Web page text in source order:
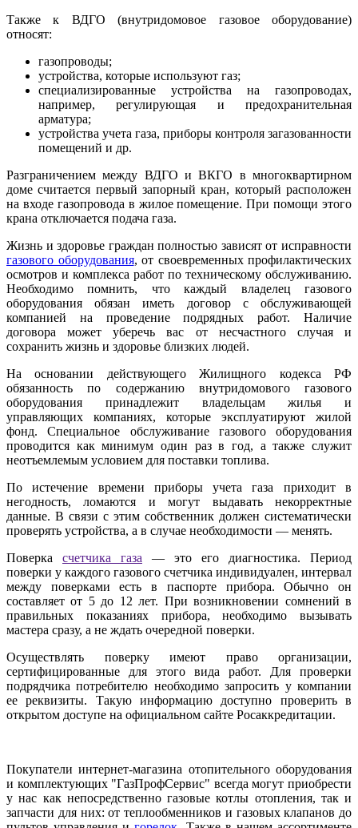
Также к ВДГО (внутридомовое газовое оборудование)
относят:
газопроводы;
устройства, которые используют газ;
специализированные устройства на газопроводах,
например, регулирующая и предохранительная
арматура;
устройства учета газа, приборы контроля загазованности
помещений и др.
Разграничением между ВДГО и ВКГО в многоквартирном
доме считается первый запорный кран, который расположен
на входе газопровода в жилое помещение. При помощи этого
крана отключается подача газа.
Жизнь и здоровье граждан полностью зависят от исправности
газового оборудования, от своевременных профилактических
осмотров и комплекса работ по техническому обслуживанию.
Необходимо помнить, что каждый владелец газового
оборудования обязан иметь договор с обслуживающей
компанией на проведение подрядных работ. Наличие
договора может уберечь вас от несчастного случая и
сохранить жизнь и здоровье близких людей.
На основании действующего Жилищного кодекса РФ
обязанность по содержанию внутридомового газового
оборудования принадлежит владельцам жилья и
управляющих компаниях, которые эксплуатируют жилой
фонд. Специальное обслуживание газового оборудования
проводится как минимум один раз в год, а также служит
неотъемлемым условием для поставки топлива.
По истечение времени приборы учета газа приходит в
негодность, ломаются и могут выдавать некорректные
данные. В связи с этим собственник должен систематически
проверять устройства, а в случае необходимости — менять.
Поверка счетчика газа — это его диагностика. Период
поверки у каждого газового счетчика индивидуален, интервал
между поверками есть в паспорте прибора. Обычно он
составляет от 5 до 12 лет. При возникновении сомнений в
правильных показаниях прибора, необходимо вызывать
мастера сразу, а не ждать очередной поверки.
Осуществлять поверку имеют право организации,
сертифицированные для этого вида работ. Для проверки
подрядчика потребителю необходимо запросить у компании
ее реквизиты. Такую информацию доступно проверить в
открытом доступе на официальном сайте Росаккредитации.
Покупатели интернет-магазина отопительного оборудования
и комплектующих "ГазПрофСервис" всегда могут приобрести
у нас как непосредственно газовые котлы отопления, так и
запчасти для них: от теплообменников и газовых клапанов до